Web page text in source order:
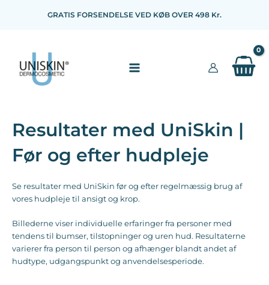
GRATIS FORSENDELSE VED KØB OVER 498 Kr.
Resultater med UniSkin |
Før og efter hudpleje
Se resultater med UniSkin før og efter regelmæssig brug af
vores hudpleje til ansigt og krop.
Billederne viser individuelle erfaringer fra personer med
tendens til bumser, tilstopninger og uren hud. Resultaterne
varierer fra person til person og afhænger blandt andet af
hudtype, udgangspunkt og anvendelsesperiode.